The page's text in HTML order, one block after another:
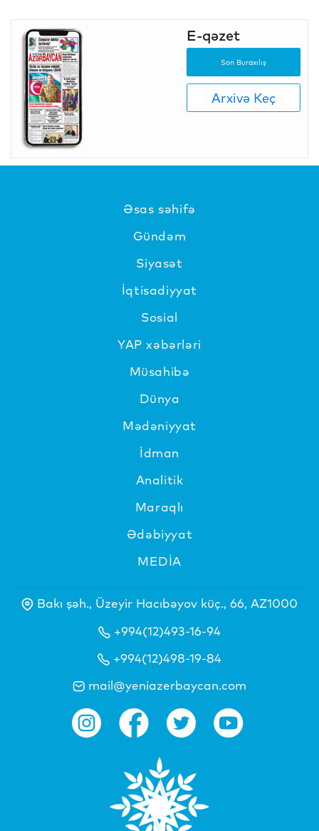
E-qəzet
Son Buraxılış
Arxivə Keç
Əsas səhifə
Gündəm
Siyasət
İqtisadiyyat
Sosial
YAP xəbərləri
Müsahibə
Dünya
Mədəniyyat
İdman
Analitik
Maraqlı
Ədəbiyyat
MEDİA
Bakı şəh., Üzeyir Hacıbəyov küç., 66, AZ1000
+994(12)493-16-94
+994(12)498-19-84
mail@yeniazerbaycan.com